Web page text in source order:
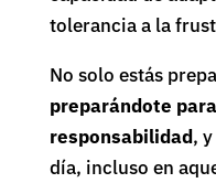
tolerancia a la
No solo estás
preparándote
responsabilidad,
día, incluso en